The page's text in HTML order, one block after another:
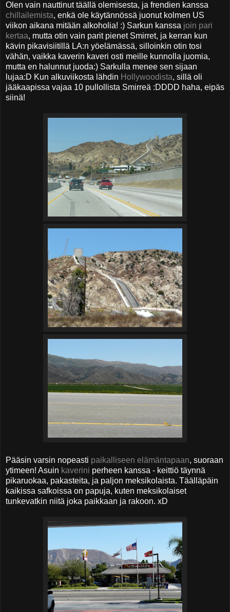
Olen vain nauttinut täällä olemisesta, ja frendien kanssa
chillailemista, enkä ole käytännössä juonut kolmen US
viikon aikana mitään alkoholia! :) Sarkun kanssa join pari
kertaa, mutta otin vain parit pienet Smirret, ja kerran kun
kävin pikavisiitillä LA:n yöelämässä, silloinkin otin tosi
vähän, vaikka kaverin kaveri osti meille kunnolla juomia,
mutta en halunnut juoda:) Sarkulla menee sen sijaan
lujaa:D Kun alkuviikosta lähdin Hollywoodista, sillä oli
jääkaapissa vajaa 10 pullollista Smirreä :DDDD haha, eipäs
siinä!
Pääsin varsin nopeasti paikalliseen elämäntapaan, suoraan
ytimeen! Asuin kaverini perheen kanssa - keittiö täynnä
pikaruokaa, pakasteita, ja paljon meksikolaista. Täälläpäin
kaikissa safkoissa on papuja, kuten meksikolaiset
tunkevatkin niitä joka paikkaan ja rakoon. xD